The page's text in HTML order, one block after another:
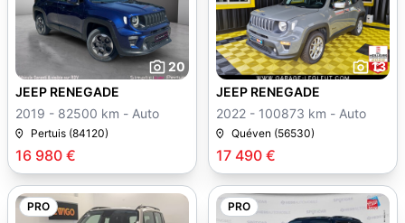
20
16 980 €
JEEP RENEGADE
2019 - 82500 km - Auto
Pertuis (84120)
13
17 490 €
JEEP RENEGADE
2022 - 100873 km - Auto
Quéven (56530)
PRO PRO